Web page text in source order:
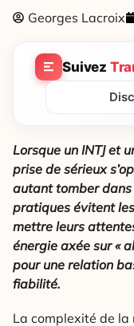
Georges Lacroix
Suivez
Lorsque un INTJet
prise de sérieux
autant tomber dans
pratiques évitent
mettre leurs
énergie axée sur «
pour une relation
fiabilité.
La complexité de